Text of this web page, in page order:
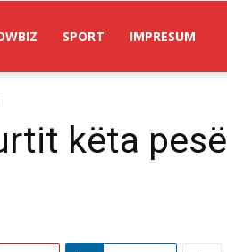
SPORT IMPRESUM
këta pesë